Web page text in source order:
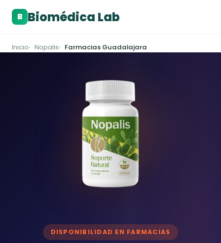
B Biomédica Lab
Inicio Nopalis Farmacias Guadalajara
DISPONIBILIDAD EN FARMACIAS